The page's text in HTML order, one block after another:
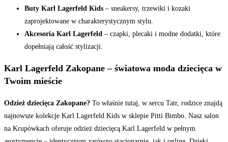
Buty Karl Lagerfeld Kids – sneakersy, trzewiki i kozaki
zaprojektowane w charakterystycznym stylu.
Akcesoria Karl Lagerfeld – czapki, plecaki i modne dodatki, które
dopełniają całość stylizacji.
Karl Lagerfeld Zakopane – światowa moda dziecięca w
Twoim mieście
Odzież dziecięca Zakopane? To właśnie tutaj, w sercu Tatr, rodzice znajdą
najnowsze kolekcje Karl Lagerfeld Kids w sklepie Pitti Bimbo. Nasz salon
na Krupówkach oferuje odzież dziecięcą Karl Lagerfeld w pełnym